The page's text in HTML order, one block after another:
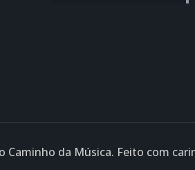
Caminho da Música. Feito com